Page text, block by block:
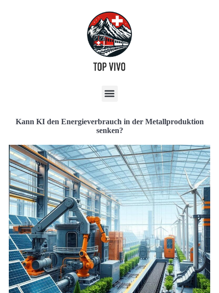
Kann KI den Energieverbrauch in der Metallproduktion
senken?